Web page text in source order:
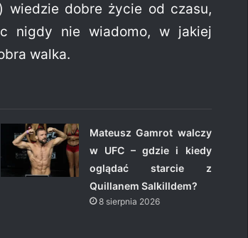
wiedzie dobre życie od czasu,
nigdy nie wiadomo, w jakiej
walka.
Mateusz Gamrot walczy
w UFC – gdzie i kiedy
oglądać starcie z
Quillanem Salkilldem?
8 sierpnia 2026